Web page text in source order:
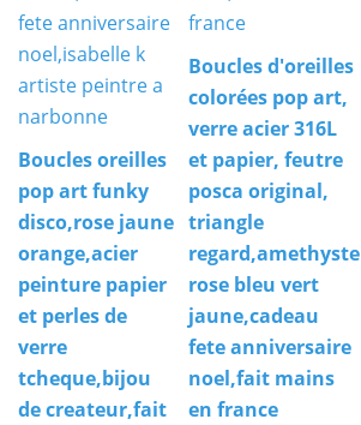
Boucles oreilles
pop art funky
disco,rose jaune
orange,acier
peinture papier
et perles de
verre
tcheque,bijou
de createur,fait
Boucles d'oreilles
colorées pop art,
verre acier 316L
et papier, feutre
posca original,
triangle
regard,amethyste
rose bleu vert
jaune,cadeau
fete anniversaire
noel,fait mains
en france